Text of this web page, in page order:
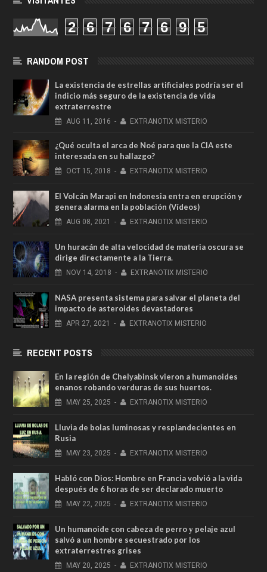
2 6 7 6 7 6 9 5
RANDOM POST
La existencia de estrellas artificiales podría ser el
indicio más seguro de la existencia de vida
extraterrestre
AUG 11, 2016 - EXTRANOTIX MISTERIO
¿Qué oculta el arca de Noé para que la CIA este
interesada en su hallazgo?
OCT 15, 2018 - EXTRANOTIX MISTERIO
El Volcán Marapi en Indonesia entra en erupción y
genera alarma en la población (Vídeos)
AUG 08, 2021 - EXTRANOTIX MISTERIO
Un huracán de alta velocidad de materia oscura se
dirige directamente a la Tierra.
NOV 14, 2018 - EXTRANOTIX MISTERIO
NASA presenta sistema para salvar el planeta del
impacto de asteroides devastadores
APR 27, 2021 - EXTRANOTIX MISTERIO
RECENT POSTS
En la región de Chelyabinsk vieron a humanoides
enanos robando verduras de sus huertos.
MAY 25, 2025 - EXTRANOTIX MISTERIO
Lluvia de bolas luminosas y resplandecientes en
Rusia
MAY 23, 2025 - EXTRANOTIX MISTERIO
Habló con Dios: Hombre en Francia volvió a la vida
después de 6 horas de ser declarado muerto
MAY 22, 2025 - EXTRANOTIX MISTERIO
Un humanoide con cabeza de perro у pelaje azul
salvó a un hombre secuestrado por los
extraterrestres grises
MAY 20, 2025 - EXTRANOTIX MISTERIO